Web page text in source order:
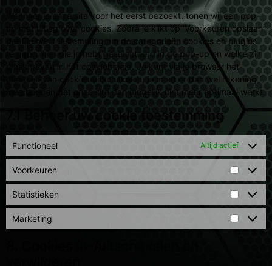
Wanneer je onze site voor het eerst bezoekt, tonen wij een pop-
up met uitleg over cookies. Zodra je klikt op ‘Voorkeuren opslaan’
geef je ons toestemming om de categorieën cookies en plugins
te gebruiken die je hebt geselecteerd in de pop-up en welke zijn
omschreven in het cookiebeleid. Je kunt via je browser het
plaatsen van cookies uitschakelen, je moet er dan wel rekening
mee houden dat onze site dan mogelijk niet meer optimaal werkt.
7.1 Beheer uw cookie toestemming
Functioneel Altijd actief
Voorkeuren
Statistieken
Marketing